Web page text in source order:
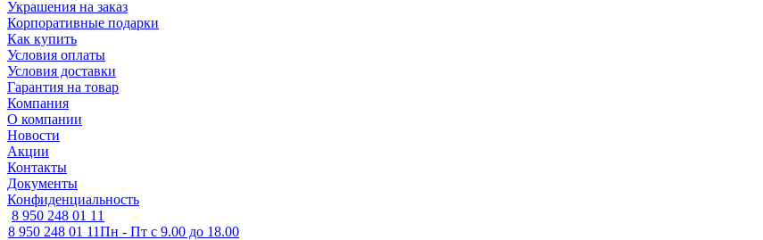
Украшения на заказ
Корпоративные подарки
Как купить
Условия оплаты
Условия доставки
Гарантия на товар
Компания
О компании
Новости
Акции
Контакты
Документы
Конфиденциальность
8 950 248 01 11
8 950 248 01 11Пн - Пт с 9.00 до 18.00